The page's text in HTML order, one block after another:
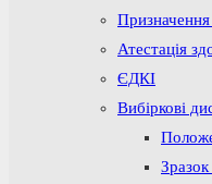
Призначення
Атестація
ЄДКІ
Вибіркові
Зразок